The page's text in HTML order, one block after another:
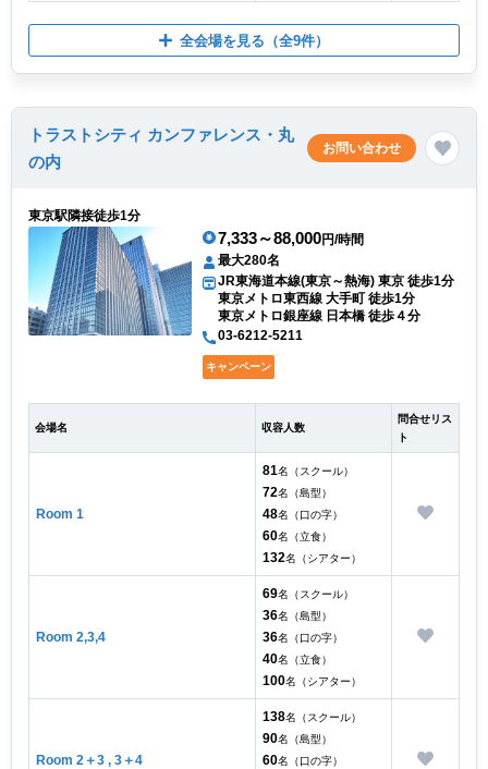
全会場を見る （全9件）
トラストシティ カンファレンス・丸
の内
お問い合わせ
東京駅隣接徒歩1分
7,333～88,000円/時間
最大280名
JR東海道本線(東京～熱海) 東京 徒歩1分
東京メトロ東西線 大手町 徒歩1分
東京メトロ銀座線 日本橋 徒歩４分
03-6212-5211
キャンペーン
会場名 収容人数
問合せリス
ト
Room 1
81名（スクール）
72名（島型）
48名（口の字）
60名（立食）
132名（シアター）
Room 2,3,4
69名（スクール）
36名（島型）
36名（口の字）
40名（立食）
100名（シアター）
Room 2＋3 , 3＋4
138名（スクール）
90名（島型）
60名（口の字）